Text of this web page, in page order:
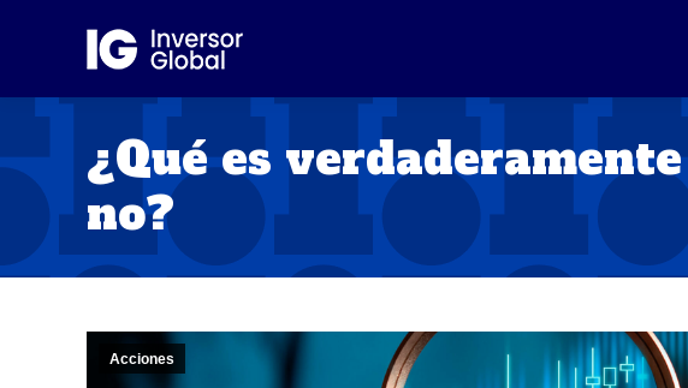
¿Qué es
no?
Acciones